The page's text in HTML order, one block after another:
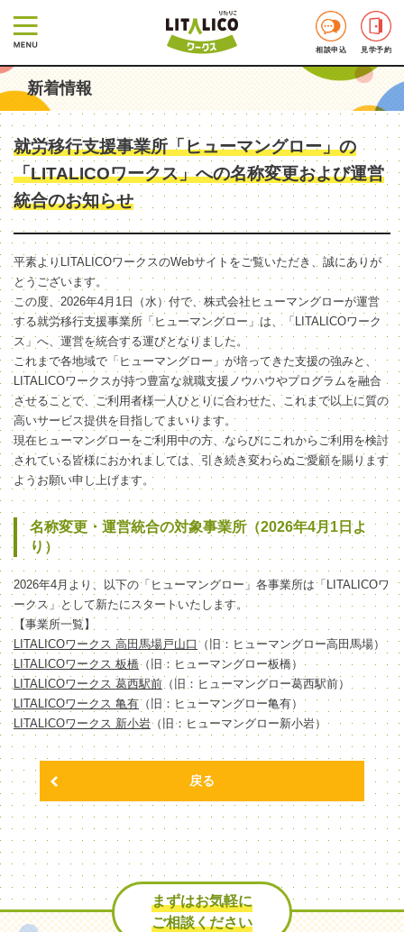
相談申込 見学予約
新着情報
就労移行支援事業所「ヒューマングロー」の
「LITALICOワークス」への名称変更および運営
統合のお知らせ
平素よりLITALICOワークスのWebサイトをご覧いただき、誠にありが
とうございます。
この度、2026年4月1日（水）付で、株式会社ヒューマングローが運営
する就労移行支援事業所「ヒューマングロー」は、「LITALICOワーク
ス」へ、運営を統合する運びとなりました。
これまで各地域で「ヒューマングロー」が培ってきた支援の強みと、
LITALICOワークスが持つ豊富な就職支援ノウハウやプログラムを融合
させることで、ご利用者様一人ひとりに合わせた、これまで以上に質の
高いサービス提供を目指してまいります。
現在ヒューマングローをご利用中の方、ならびにこれからご利用を検討
されている皆様におかれましては、引き続き変わらぬご愛顧を賜ります
ようお願い申し上げます。
名称変更・運営統合の対象事業所（2026年4月1日よ
り）
2026年4月より、以下の「ヒューマングロー」各事業所は「LITALICOワ
ークス」として新たにスタートいたします。
【事業所一覧】
LITALICOワークス 高田馬場戸山口 （旧：ヒューマングロー高田馬場）
LITALICOワークス 板橋（旧：ヒューマングロー板橋）
LITALICOワークス 葛西駅前 （旧：ヒューマングロー葛西駅前）
LITALICOワークス 亀有（旧：ヒューマングロー亀有）
LITALICOワークス 新小岩（旧：ヒューマングロー新小岩）
戻る
まずはお気軽に
ご相談ください